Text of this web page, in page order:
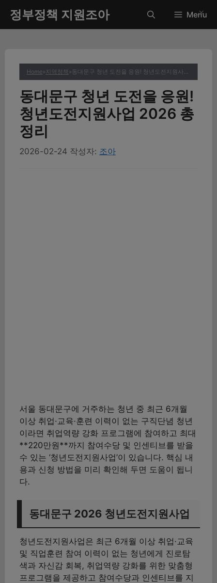
츠
정부정책 지원조아 Menu
Home»지역정책 » 동대문구 청년 도전을 응원! 청년도전지원사업 2026 총정리
동대문구 청년 도전을 응원!
청년도전지원사업 2026 총
정리
2026-02-24 작성자: 조아
서울 동대문구에 거주하는 청년 중 최근 6개월
이상 취업·교육·훈련 이력이 없는 구직단념 청년
이라면 취업역량 강화 프로그램에 참여하고 최대
**220만원**까지 참여수당 및 인센티브를 받을
수 있는 ‘청년도전지원사업’이 있습니다. 핵심 내
용과 신청 방법을 미리 확인해 두면 도움이 됩니
다.
동대문구 2026 청년도전지원사업
청년도전지원사업은 최근 6개월 이상 취업·교육
및 직업훈련 참여 이력이 없는 청년에게 진로탐
색과 자신감 회복, 취업역량 강화를 위한 맞춤형
프로그램을 제공하고 참여수당과 인센티브를 지
✕